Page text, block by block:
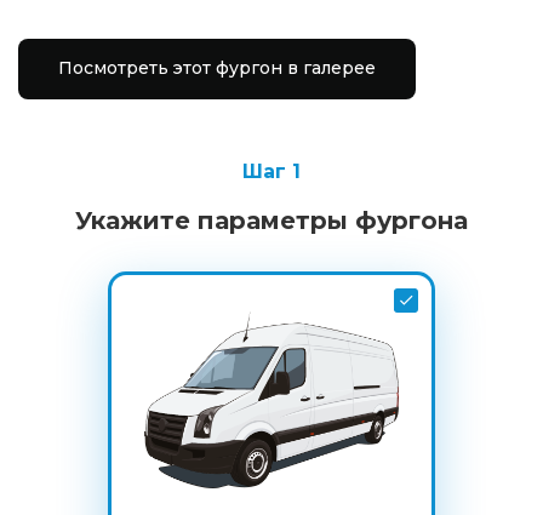
Посмотреть этот фургон в галерее
Шаг 1
Укажите параметры фургона